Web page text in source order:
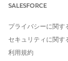
法でプロファイ
し、[拡張プロフ
はオフにします
ターフェース用
SALESFORCE
プライバシーに関す
セキュリティに関す
利用規約